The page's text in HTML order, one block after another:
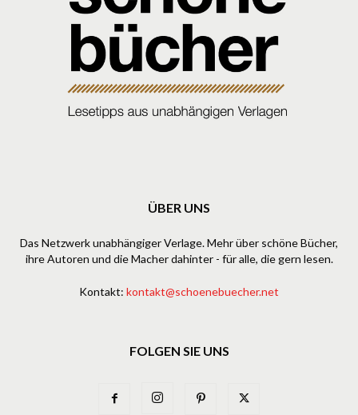
ÜBER UNS
Das Netzwerk unabhängiger Verlage. Mehr über schöne Bücher,
ihre Autoren und die Macher dahinter - für alle, die gern lesen.
Kontakt: kontakt@schoenebuecher.net
FOLGEN SIE UNS